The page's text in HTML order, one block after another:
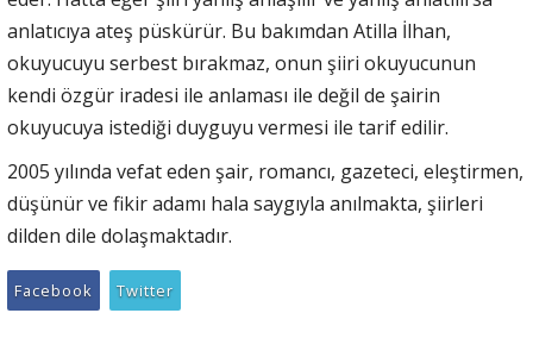
anlatıcıya ateş püskürür. Bu bakımdan Atilla İlhan,
okuyucuyu serbest bırakmaz, onun şiiri okuyucunun
kendi özgür iradesi ile anlaması ile değil de şairin
okuyucuya istediği duyguyu vermesi ile tarif edilir.
2005 yılında vefat eden şair, romancı, gazeteci, eleştirmen,
düşünür ve fikir adamı hala saygıyla anılmakta, şiirleri
dilden dile dolaşmaktadır.
Facebook Twitter